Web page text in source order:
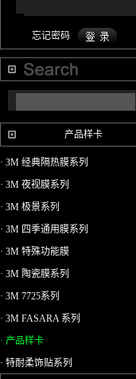
忘记密码
产品样卡
· 3M 经典隔热膜系列
· 3M 夜视膜系列
· 3M 极景系列
· 3M 四季通用膜系列
· 3M 特殊功能膜
· 3M 陶瓷膜系列
· 3M 7725系列
· 3M FASARA 系列
· 产品样卡
· 特耐柔饰贴系列